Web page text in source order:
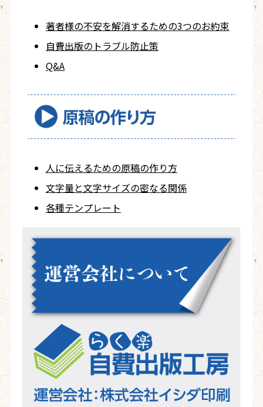
著者様の不安を解消するための3つのお約束
自費出版の トラブル防止策
Q&A
人に伝えるための原稿の作り方
文字量と文字サイズの密なる関係
各種テンプレート